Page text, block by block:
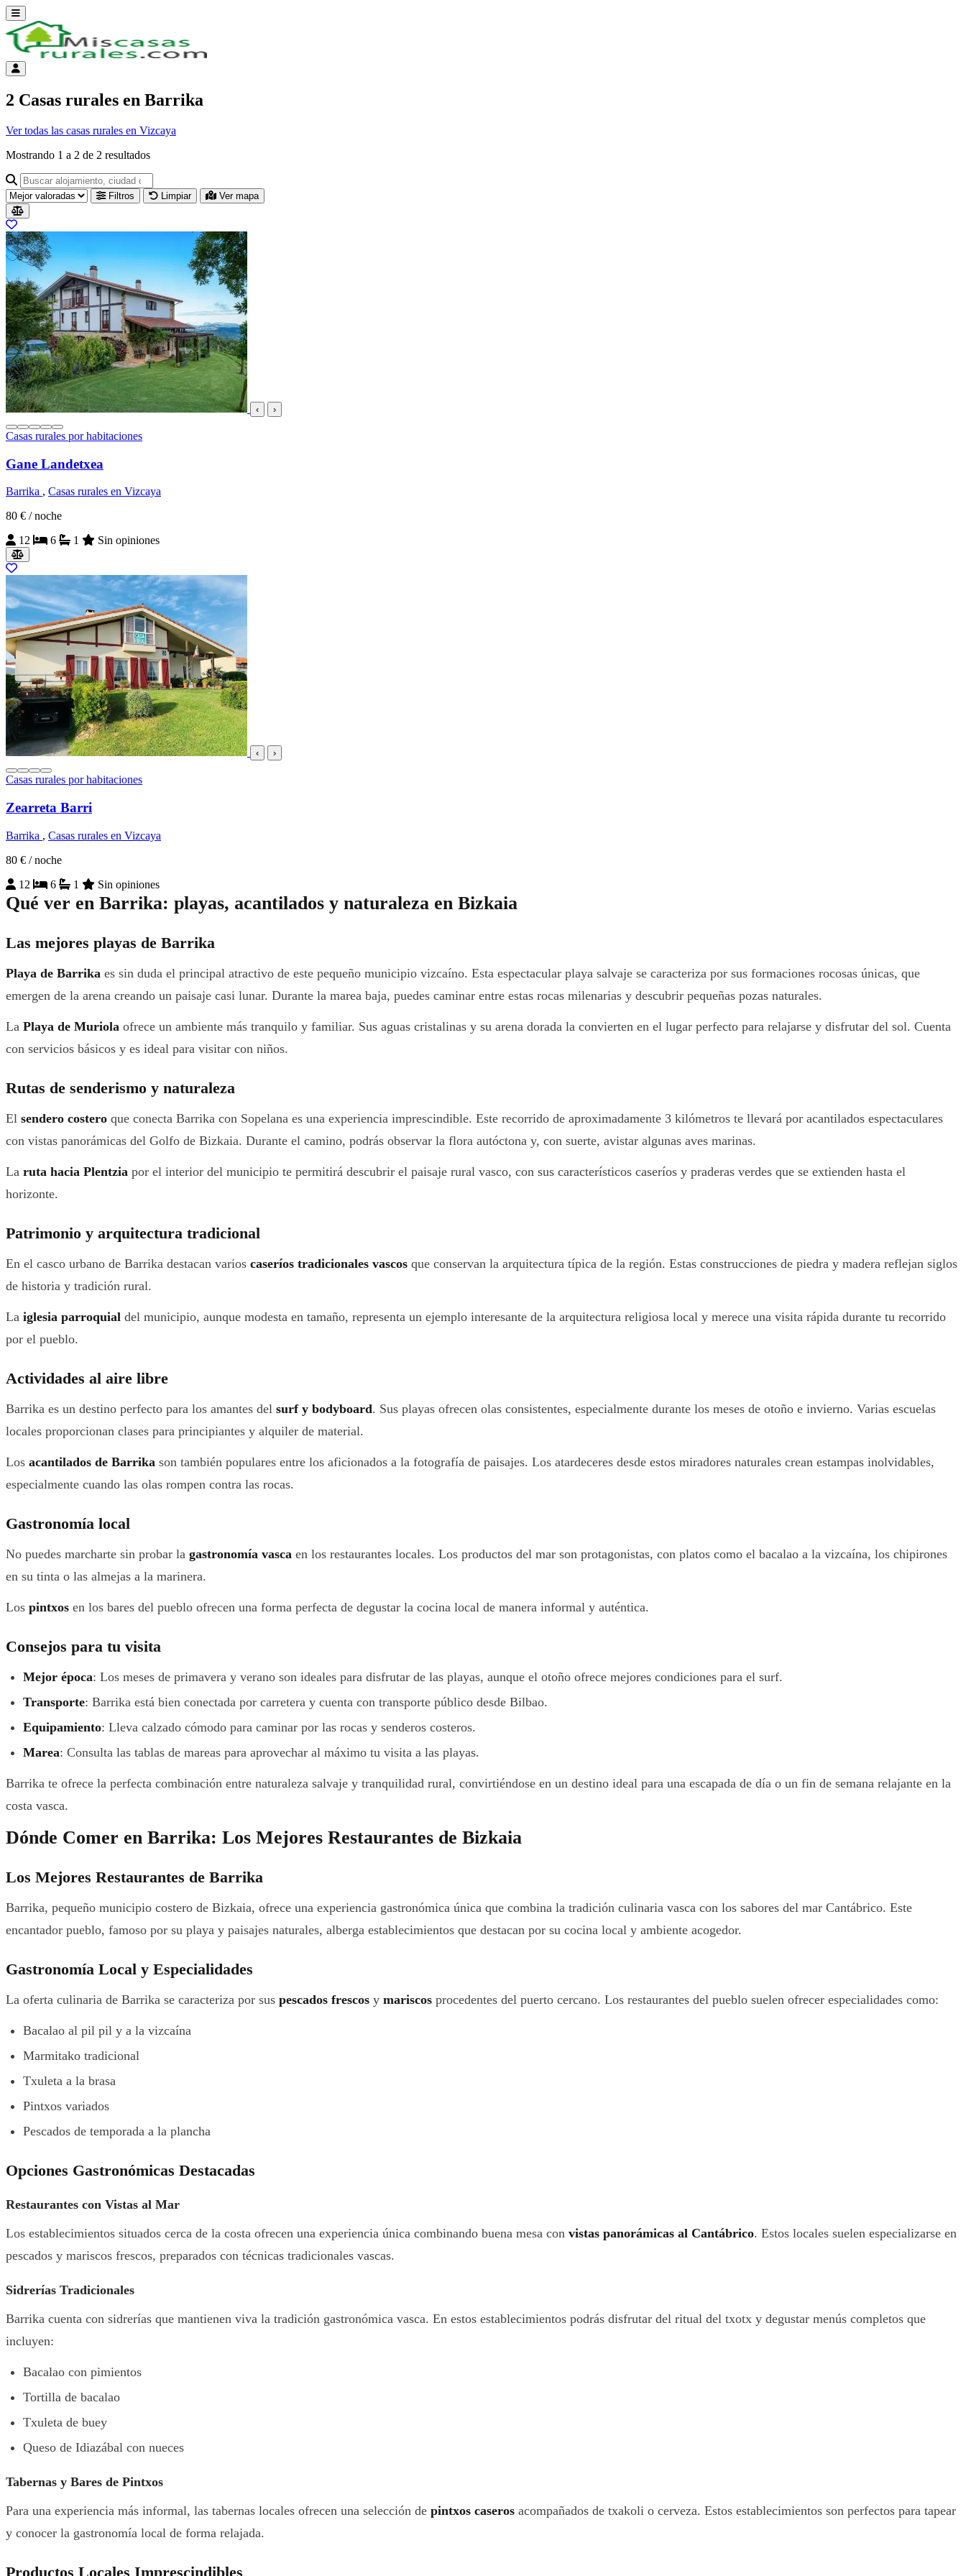
Abrir menú
Menú de cuenta
2 Casas rurales en Barrika
Ver todas las casas rurales en Vizcaya
Mostrando 1 a 2 de 2 resultados
Buscar alojamiento, ciudad o provincia para ir a su página
Filtros Limpiar Ver mapa
Resultados del listado
‹ ›
Casas rurales por habitaciones
Gane Landetxea
Barrika , Casas rurales en Vizcaya
80 € / noche
12
6 1 Sin opiniones
‹ ›
Casas rurales por habitaciones
Zearreta Barri
Barrika , Casas rurales en Vizcaya
80 € / noche
12
6 1 Sin opiniones
Qué ver en Barrika: playas, acantilados y naturaleza en Bizkaia
Las mejores playas de Barrika
Playa de Barrika es sin duda el principal atractivo de este pequeño municipio vizcaíno. Esta espectacular playa salvaje se caracteriza por sus formaciones rocosas únicas, que
emergen de la arena creando un paisaje casi lunar. Durante la marea baja, puedes caminar entre estas rocas milenarias y descubrir pequeñas pozas naturales.
La Playa de Muriola ofrece un ambiente más tranquilo y familiar. Sus aguas cristalinas y su arena dorada la convierten en el lugar perfecto para relajarse y disfrutar del sol. Cuenta
con servicios básicos y es ideal para visitar con niños.
Rutas de senderismo y naturaleza
El sendero costero que conecta Barrika con Sopelana es una experiencia imprescindible. Este recorrido de aproximadamente 3 kilómetros te llevará por acantilados espectaculares
con vistas panorámicas del Golfo de Bizkaia. Durante el camino, podrás observar la flora autóctona y, con suerte, avistar algunas aves marinas.
La ruta hacia Plentzia por el interior del municipio te permitirá descubrir el paisaje rural vasco, con sus característicos caseríos y praderas verdes que se extienden hasta el
horizonte.
Patrimonio y arquitectura tradicional
En el casco urbano de Barrika destacan varios caseríos tradicionales vascos que conservan la arquitectura típica de la región. Estas construcciones de piedra y madera reflejan siglos
de historia y tradición rural.
La iglesia parroquial del municipio, aunque modesta en tamaño, representa un ejemplo interesante de la arquitectura religiosa local y merece una visita rápida durante tu recorrido
por el pueblo.
Actividades al aire libre
Barrika es un destino perfecto para los amantes del surf y bodyboard. Sus playas ofrecen olas consistentes, especialmente durante los meses de otoño e invierno. Varias escuelas
locales proporcionan clases para principiantes y alquiler de material.
Los acantilados de Barrika son también populares entre los aficionados a la fotografía de paisajes. Los atardeceres desde estos miradores naturales crean estampas inolvidables,
especialmente cuando las olas rompen contra las rocas.
Gastronomía local
No puedes marcharte sin probar la gastronomía vasca en los restaurantes locales. Los productos del mar son protagonistas, con platos como el bacalao a la vizcaína, los chipirones
en su tinta o las almejas a la marinera.
Los pintxos en los bares del pueblo ofrecen una forma perfecta de degustar la cocina local de manera informal y auténtica.
Consejos para tu visita
Mejor época: Los meses de primavera y verano son ideales para disfrutar de las playas, aunque el otoño ofrece mejores condiciones para el surf.
Transporte: Barrika está bien conectada por carretera y cuenta con transporte público desde Bilbao.
Equipamiento: Lleva calzado cómodo para caminar por las rocas y senderos costeros.
Marea: Consulta las tablas de mareas para aprovechar al máximo tu visita a las playas.
Barrika te ofrece la perfecta combinación entre naturaleza salvaje y tranquilidad rural, convirtiéndose en un destino ideal para una escapada de día o un fin de semana relajante en la
costa vasca.
Dónde Comer en Barrika: Los Mejores Restaurantes de Bizkaia
Los Mejores Restaurantes de Barrika
Barrika, pequeño municipio costero de Bizkaia, ofrece una experiencia gastronómica única que combina la tradición culinaria vasca con los sabores del mar Cantábrico. Este
encantador pueblo, famoso por su playa y paisajes naturales, alberga establecimientos que destacan por su cocina local y ambiente acogedor.
Gastronomía Local y Especialidades
La oferta culinaria de Barrika se caracteriza por sus pescados frescos y mariscos procedentes del puerto cercano. Los restaurantes del pueblo suelen ofrecer especialidades como:
Bacalao al pil pil y a la vizcaína
Marmitako tradicional
Txuleta a la brasa
Pintxos variados
Pescados de temporada a la plancha
Opciones Gastronómicas Destacadas
Restaurantes con Vistas al Mar
Los establecimientos situados cerca de la costa ofrecen una experiencia única combinando buena mesa con vistas panorámicas al Cantábrico. Estos locales suelen especializarse en
pescados y mariscos frescos, preparados con técnicas tradicionales vascas.
Sidrerías Tradicionales
Barrika cuenta con sidrerías que mantienen viva la tradición gastronómica vasca. En estos establecimientos podrás disfrutar del ritual del txotx y degustar menús completos que
incluyen:
Bacalao con pimientos
Tortilla de bacalao
Txuleta de buey
Queso de Idiazábal con nueces
Tabernas y Bares de Pintxos
Para una experiencia más informal, las tabernas locales ofrecen una selección de pintxos caseros acompañados de txakoli o cerveza. Estos establecimientos son perfectos para tapear
y conocer la gastronomía local de forma relajada.
Productos Locales Imprescindibles